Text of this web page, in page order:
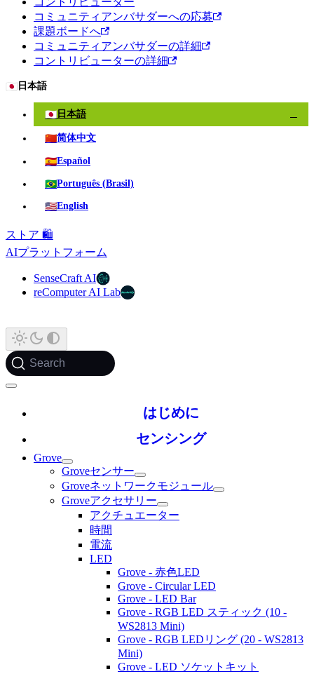
コミュニティアンバサダーへの応募
課題ボードへ
コミュニティアンバサダーの詳細
コントリビューターの詳細
🇯🇵 日本語
🇯🇵 日本語
🇨🇳简体中文
🇪🇸Español
🇧🇷Português (Brasil)
🇺🇸English
ストア 🛍️
AIプラットフォーム
SenseCraft AI
reComputer AI Lab
Search
はじめに
センシング
Grove
Groveセンサー
Groveネットワークモジュール
Groveアクセサリー
アクチュエーター
時間
電流
LED
Grove - 赤色LED
Grove - Circular LED
Grove - LED Bar
Grove - RGB LED スティック (10 -
WS2813 Mini)
Grove - RGB LEDリング (20 - WS2813
Mini)
Grove - LED ソケットキット